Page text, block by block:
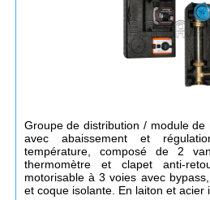
Groupe de distribution / module de
avec abaissement et
température, composé de 2
thermomètre et clapet anti-
motorisable à 3 voies avec
et coque isolante. En laiton et acier